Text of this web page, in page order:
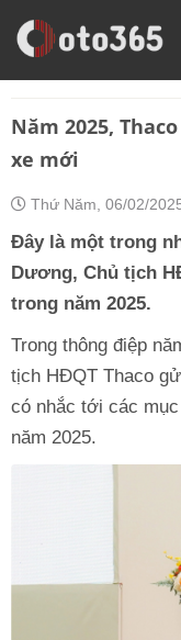
Trang Chủ
Thị
Năm 2025,
xe mới
Thứ Năm, 06/02/
Đây là một trong
Dương, Chủ tịch
trong năm 2025.
Trong thông điệp
tịch HĐQT Thaco
có nhắc tới các
năm 2025.